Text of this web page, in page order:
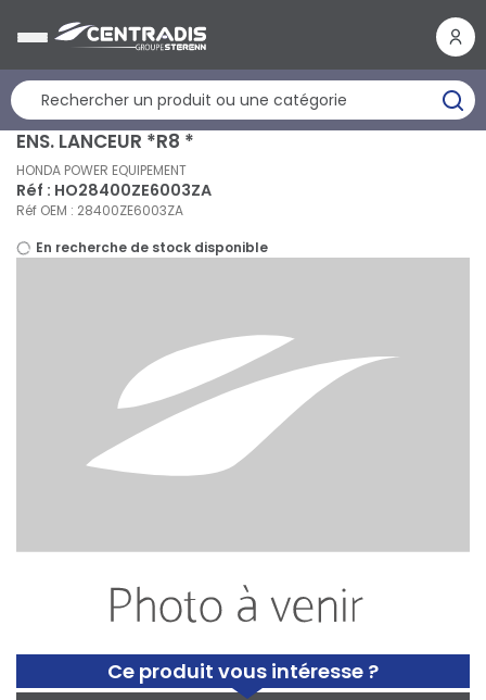
Ce produit vous intéresse ?
ENS. LANCEUR *R8 *
HONDA POWER EQUIPEMENT
Réf : HO28400ZE6003ZA
Réf OEM : 28400ZE6003ZA
En recherche de stock disponible